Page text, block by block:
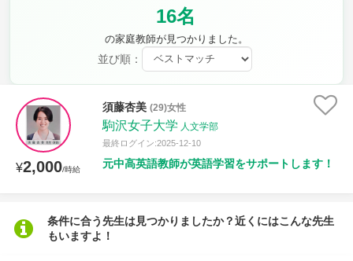
16名
の家庭教師が見つかりました。
並び順：
¥2,000/時給
須藤杏美 (29)女性
駒沢女子大学 人文学部
最終ログイン:2025-12-10
元中高英語教師が英語学習をサポートします！
条件に合う先生は見つかりましたか？近くにはこんな先生
もいますよ！
時給：¥1,000 ～ ¥10,000
授業可能日
月曜日